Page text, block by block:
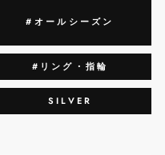
#オールシーズン
#リング・指輪
SILVER